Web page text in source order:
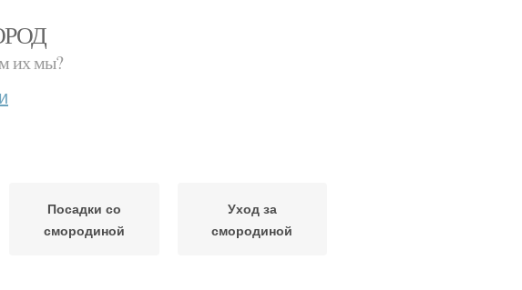
их мы?
Посадки со
смородиной
Уход за
смородиной